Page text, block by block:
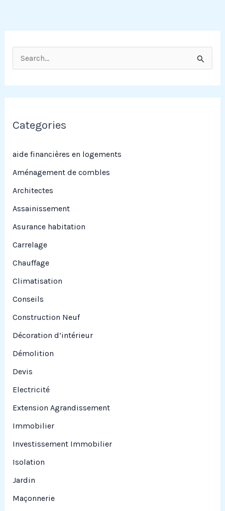
e
c
c
:
Categories
aide financières en logements
Aménagement de combles
Architectes
Assainissement
Asurance habitation
Carrelage
Chauffage
Climatisation
Conseils
Construction Neuf
Décoration d’intérieur
Démolition
Devis
Electricité
Extension Agrandissement
Immobilier
Investissement Immobilier
Isolation
Jardin
Maçonnerie